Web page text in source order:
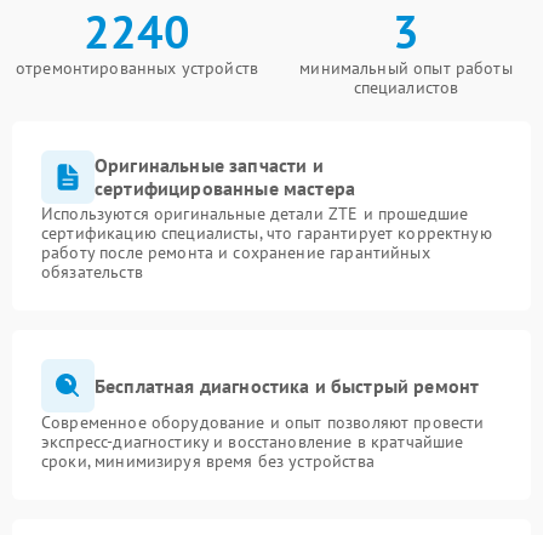
2240
отремонтированных устройств
3
минимальный опыт работы
специалистов
Оригинальные запчасти и
сертифицированные мастера
Используются оригинальные детали ZTE и прошедшие
сертификацию специалисты, что гарантирует корректную
работу после ремонта и сохранение гарантийных
обязательств
Бесплатная диагностика и быстрый ремонт
Современное оборудование и опыт позволяют провести
экспресс-диагностику и восстановление в кратчайшие
сроки, минимизируя время без устройства